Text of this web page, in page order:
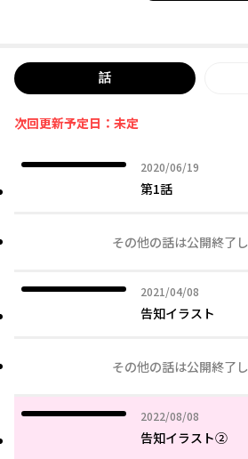
話
次回更新予定日：未定
2020/06/19
2020年06月19日
第1話
その他の話は公開終了
2021/04/08
2021年04月08日
告知イラスト
その他の話は公開終了
2022/08/08
2022年08月08日
告知イラスト②